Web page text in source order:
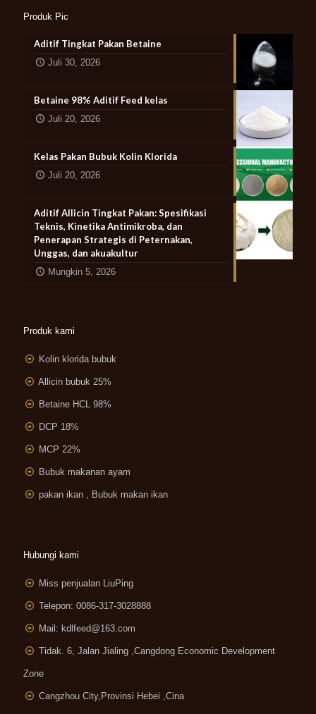
Produk Pic
Aditif Tingkat Pakan Betaine
Juli 30, 2026
Betaine 98% Aditif Feed kelas
Juli 20, 2026
Kelas Pakan Bubuk Kolin Klorida
Juli 20, 2026
Aditif Allicin Tingkat Pakan: Spesifikasi
Teknis, Kinetika Antimikroba, dan
Penerapan Strategis di Peternakan,
Unggas, dan akuakultur
Mungkin 5, 2026
Produk kami
Kolin klorida bubuk
Allicin bubuk 25%
Betaine HCL 98%
DCP 18%
MCP 22%
Bubuk makanan ayam
pakan ikan , Bubuk makan ikan
Hubungi kami
Miss penjualan LiuPing
Telepon: 0086-317-3028888
Mail: kdlfeed@163.com
Tidak. 6, Jalan Jialing ,Cangdong Economic Development
Zone
Cangzhou City,Provinsi Hebei ,Cina